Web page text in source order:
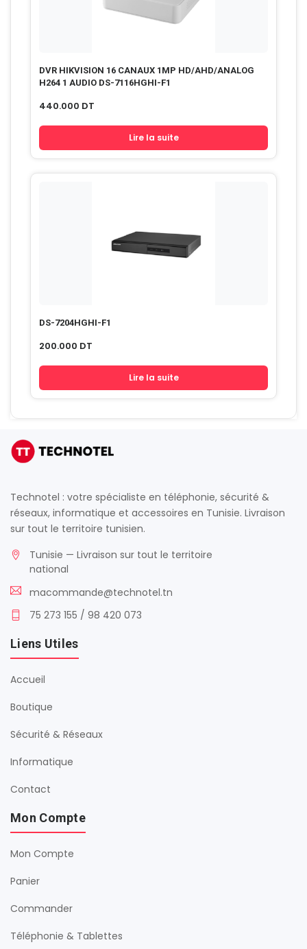
DVR HIKVISION 16 CANAUX 1MP HD/AHD/ANALOG
H264 1 AUDIO DS-7116HGHI-F1
440.000 DT
Lire la suite
DS-7204HGHI-F1
200.000 DT
Lire la suite
Technotel : votre spécialiste en téléphonie, sécurité &
réseaux, informatique et accessoires en Tunisie. Livraison
sur tout le territoire tunisien.
Tunisie — Livraison sur tout le territoire
national
macommande@technotel.tn
75 273 155 / 98 420 073
Liens Utiles
Accueil
Boutique
Sécurité & Réseaux
Informatique
Contact
Mon Compte
Mon Compte
Panier
Commander
Téléphonie & Tablettes